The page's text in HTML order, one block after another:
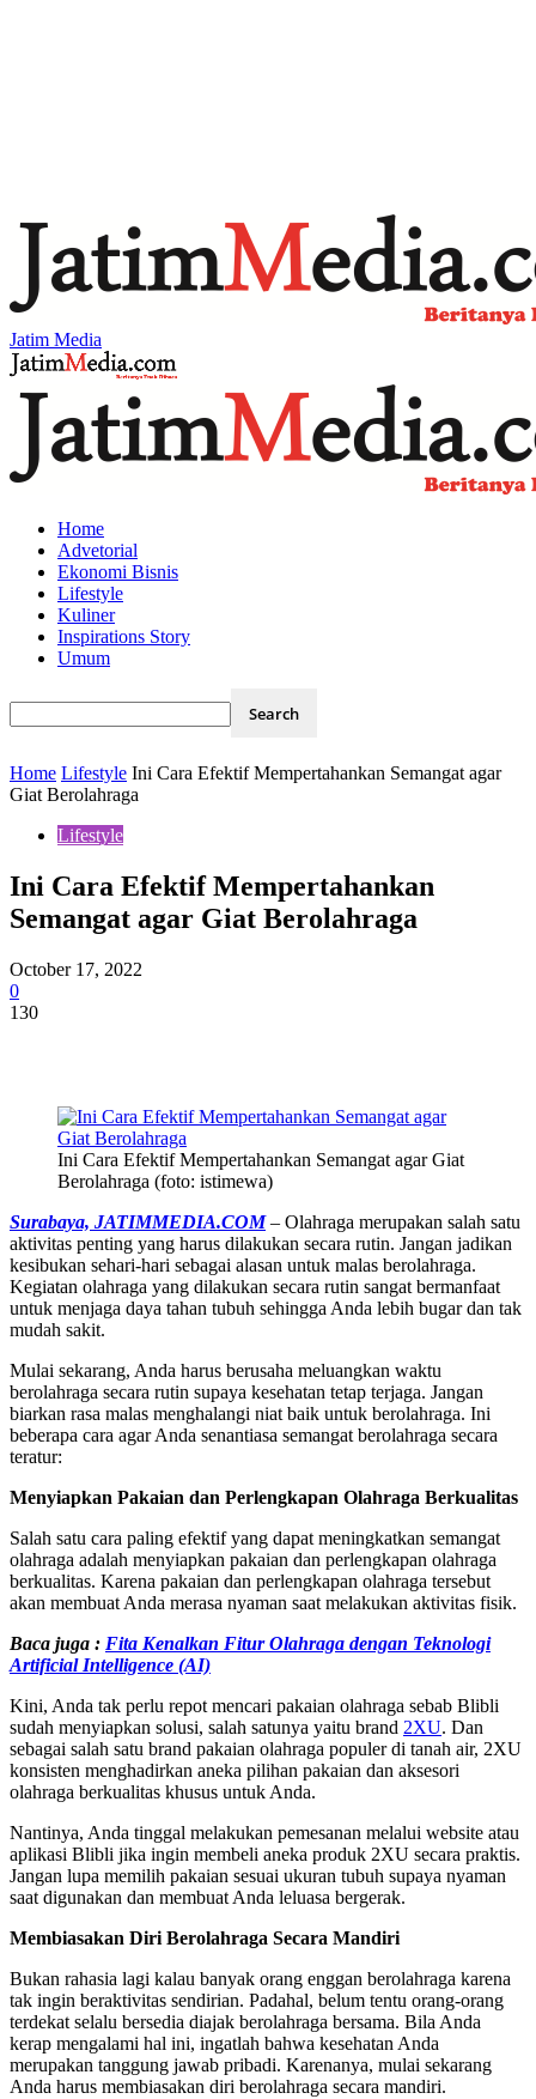
Jatim Media
Home
Advetorial
Ekonomi Bisnis
Lifestyle
Kuliner
Inspirations Story
Umum
Home Lifestyle Ini Cara Efektif Mempertahankan Semangat agar
Giat Berolahraga
Lifestyle
Ini Cara Efektif Mempertahankan
Semangat agar Giat Berolahraga
October 17, 2022
0
130
Ini Cara Efektif Mempertahankan Semangat agar Giat
Berolahraga (foto: istimewa)
Surabaya, JATIMMEDIA.COM– Olahraga merupakan salah satu
aktivitas penting yang harus dilakukan secara rutin. Jangan jadikan
kesibukan sehari-hari sebagai alasan untuk malas berolahraga.
Kegiatan olahraga yang dilakukan secara rutin sangat bermanfaat
untuk menjaga daya tahan tubuh sehingga Anda lebih bugar dan tak
mudah sakit.
Mulai sekarang, Anda harus berusaha meluangkan waktu
berolahraga secara rutin supaya kesehatan tetap terjaga. Jangan
biarkan rasa malas menghalangi niat baik untuk berolahraga. Ini
beberapa cara agar Anda senantiasa semangat berolahraga secara
teratur:
Menyiapkan Pakaian dan Perlengkapan Olahraga Berkualitas
Salah satu cara paling efektif yang dapat meningkatkan semangat
olahraga adalah menyiapkan pakaian dan perlengkapan olahraga
berkualitas. Karena pakaian dan perlengkapan olahraga tersebut
akan membuat Anda merasa nyaman saat melakukan aktivitas fisik.
Baca juga : Fita Kenalkan Fitur Olahraga dengan Teknologi
Artificial Intelligence (AI)
Kini, Anda tak perlu repot mencari pakaian olahraga sebab Blibli
sudah menyiapkan solusi, salah satunya yaitu brand 2XU. Dan
sebagai salah satu brand pakaian olahraga populer di tanah air, 2XU
konsisten menghadirkan aneka pilihan pakaian dan aksesori
olahraga berkualitas khusus untuk Anda.
Nantinya, Anda tinggal melakukan pemesanan melalui website atau
aplikasi Blibli jika ingin membeli aneka produk 2XU secara praktis.
Jangan lupa memilih pakaian sesuai ukuran tubuh supaya nyaman
saat digunakan dan membuat Anda leluasa bergerak.
Membiasakan Diri Berolahraga Secara Mandiri
Bukan rahasia lagi kalau banyak orang enggan berolahraga karena
tak ingin beraktivitas sendirian. Padahal, belum tentu orang-orang
terdekat selalu bersedia diajak berolahraga bersama. Bila Anda
kerap mengalami hal ini, ingatlah bahwa kesehatan Anda
merupakan tanggung jawab pribadi. Karenanya, mulai sekarang
Anda harus membiasakan diri berolahraga secara mandiri.